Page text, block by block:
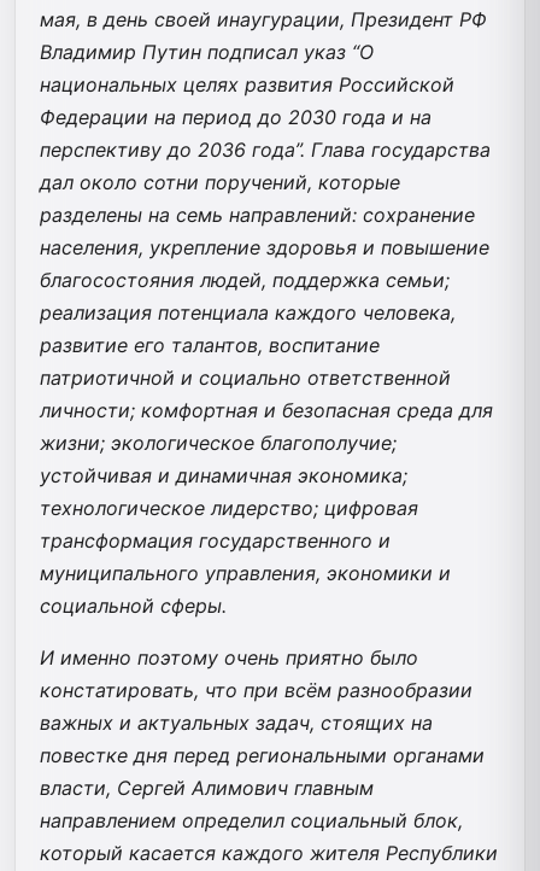
мая, в день своей инаугурации, Президент РФ
Владимир Путин подписал указ “О
национальных целях развития Российской
Федерации на период до 2030 года и на
перспективу до 2036 года”. Глава государства
дал около сотни поручений, которые
разделены на семь направлений: сохранение
населения, укрепление здоровья и повышение
благосостояния людей, поддержка семьи;
реализация потенциала каждого человека,
развитие его талантов, воспитание
патриотичной и социально ответственной
личности; комфортная и безопасная среда для
жизни; экологическое благополучие;
устойчивая и динамичная экономика;
технологическое лидерство; цифровая
трансформация государственного и
муниципального управления, экономики и
социальной сферы.
И именно поэтому очень приятно было
констатировать, что при всём разнообразии
важных и актуальных задач, стоящих на
повестке дня перед региональными органами
власти, Сергей Алимович главным
направлением определил социальный блок,
который касается каждого жителя Республики